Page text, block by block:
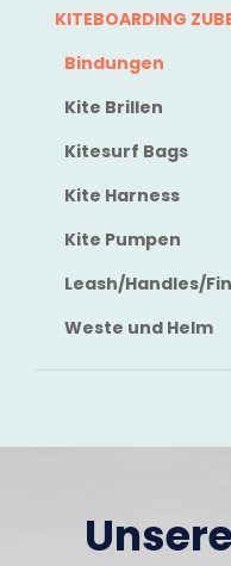
KITEBOARDING
Bindungen
Kite Brillen
Kitesurf Bags
Kite Harness
Kite Pumpen
Leash/Handles/
Weste und Helm